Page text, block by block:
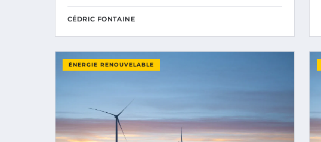
CÉDRIC FONTAINE
ÉNERGIE RENOUVELABLE